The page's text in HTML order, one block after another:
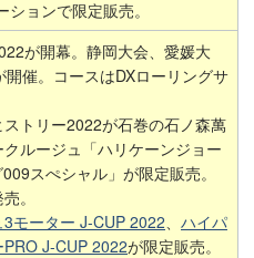
ョンで限定販売。
が開幕。静岡大会、愛媛大
催。コースはDXローリングサ
ストリー2022が石巻の石ノ森萬
ルージュ「ハリケーンジョー
スぺシャル」が限定販売。
。
モーター J-CUP 2022
ハイパ
J-CUP 2022が限定販売。